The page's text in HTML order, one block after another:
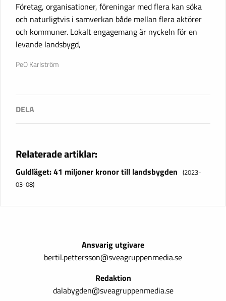
Företag, organisationer, föreningar med flera kan söka
och naturligtvis i samverkan både mellan flera aktörer
och kommuner. Lokalt engagemang är nyckeln för en
levande landsbygd,
PeO Karlström
Relaterade artiklar:
Guldläget: 41 miljoner kronor till landsbygden (2023-
03-08)
Ansvarig utgivare
bertil.pettersson@sveagruppenmedia.se
Redaktion
dalabygden@sveagruppenmedia.se